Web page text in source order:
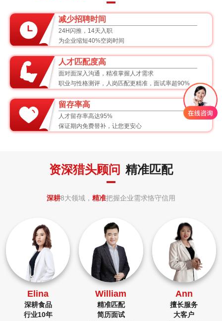
减少招聘时间
24H闪推，14天入职
为企业缩短40%空岗时间
人才匹配度高
面对面深入沟通，精准掌握人才需求
职业与性格测评，人岗匹配更精准，面试率超90%
留存率高
人才留存率高达95%
保证期内免费替补，让您更安心
资深猎头顾问 精准匹配
深耕8大领域， 精准把握企业需求恪守信用
Elina
深耕食品
行业10年
William
精准匹配
简历面试
Ann
擅长服务
大客户